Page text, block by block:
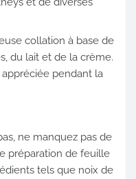
collation à base de
du lait et de la crème.
pendant la
ne manquez pas de
préparation de feuille
tels que noix de